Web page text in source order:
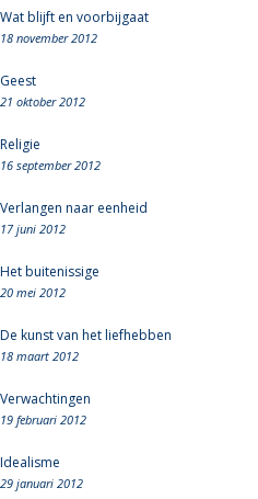
Wat blijft en voorbijgaat
18 november 2012
Geest
21 oktober 2012
Religie
16 september 2012
Verlangen naar eenheid
17 juni 2012
Het buitenissige
20 mei 2012
De kunst van het liefhebben
18 maart 2012
Verwachtingen
19 februari 2012
Idealisme
29 januari 2012